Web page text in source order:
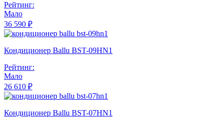
Рейтинг:
Мало
36 590 ₽
Кондиционер Ballu BST-09HN1
Рейтинг:
Мало
26 610 ₽
Кондиционер Ballu BST-07HN1